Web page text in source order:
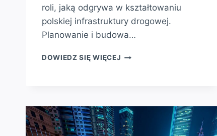
roli, jaką odgrywa w kształtowaniu
polskiej infrastruktury drogowej.
Planowanie i budowa…
DOWIEDZ SIĘ WIĘCEJ GDDKIA
INSPEKCJI